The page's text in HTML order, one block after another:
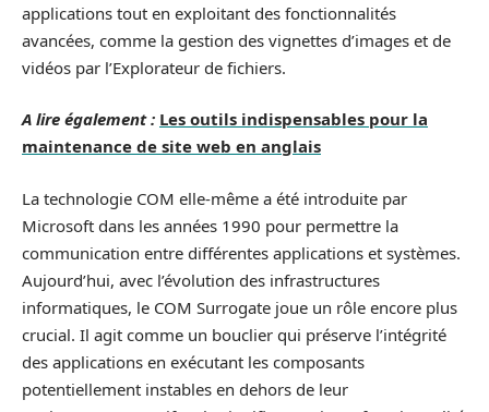
applications tout en exploitant des fonctionnalités
avancées, comme la gestion des vignettes d’images et de
vidéos par l’Explorateur de fichiers.
A lire également : Les outils indispensables pour la
maintenance de site web en anglais
La technologie COM elle-même a été introduite par
Microsoft dans les années 1990 pour permettre la
communication entre différentes applications et systèmes.
Aujourd’hui, avec l’évolution des infrastructures
informatiques, le COM Surrogate joue un rôle encore plus
crucial. Il agit comme un bouclier qui préserve l’intégrité
des applications en exécutant les composants
potentiellement instables en dehors de leur